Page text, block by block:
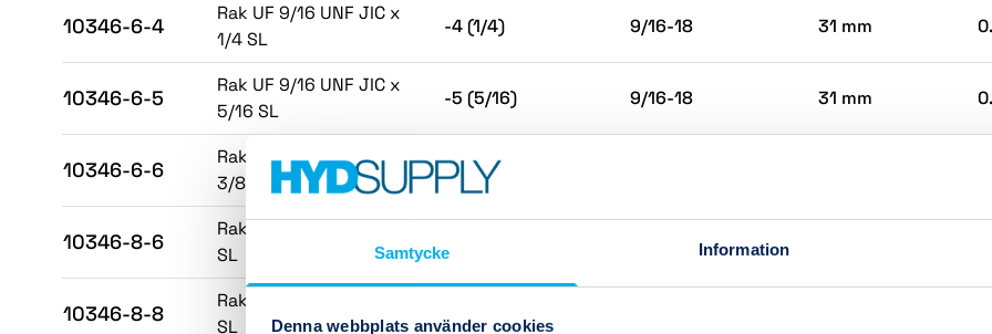
Samtycke Information
Denna webbplats använder cookies
10346-6-4
Rak UF 9/16 UNF JIC x
1/4 SL
-4 (1/4) 9/16-18 31 mm
10346-6-5
Rak UF 9/16 UNF JIC x
5/16 SL
-5 (5/16) 9/16-18 31 mm
10346-6-6
Rak UF 9/16 UNF JIC x
3/8 SL
-6 (3/8)
10346-8-6
Rak UF 3/4 UNF JIC x 3/8
SL
10346-8-8
Rak UF 3/4 UNF JIC x 1/2
SL